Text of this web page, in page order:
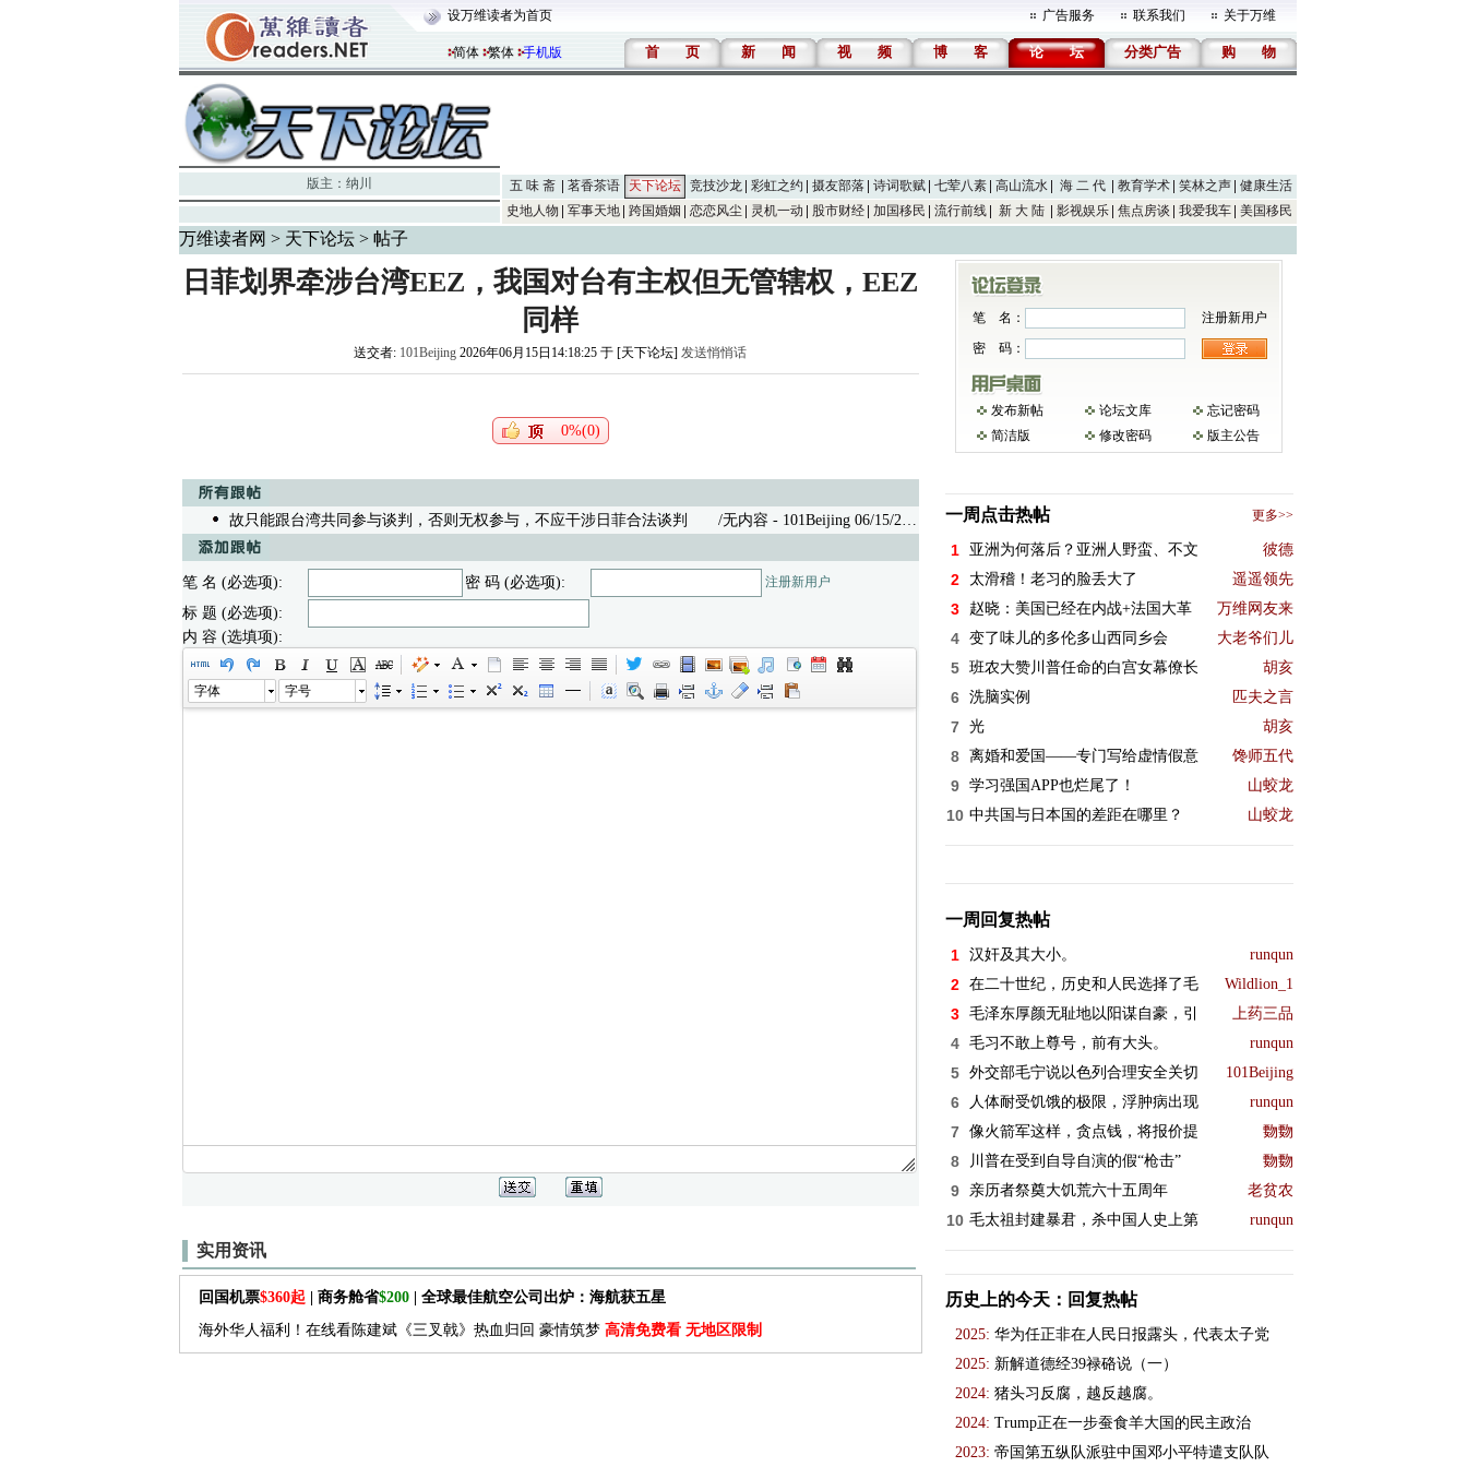
设万维读者为首页 广告服务 联系我们 关于万维
简体 繁体 手机版 首 页 新 闻 视 频 博 客 论 坛 分类广告 购 物
版主： 纳川 五 味 斋 茗香茶语 天下论坛 竞技沙龙 彩虹之约 摄友部落 诗词歌赋 七荤八素 高山流水 海 二 代 教育学术 笑林之声
健康生活
史地人物
军事天地 跨国婚姻 恋恋风尘 灵机一动 股市财经 加国移民 流行前线 新 大 陆 影视娱乐 焦点房谈 我爱我车 美国移民
万维读者网 > 天下论坛> 帖子
日菲划界牵涉台湾EEZ，我国对台有主权但无管辖权，EEZ
同样
送交者: 101Beijing 2026年06月15日14:18:25 于 [天下论坛] 发送悄悄话
0%(0)
故只能跟台湾共同参与谈判，否则无权参与，不应干涉日菲合法谈判 /无内容 - 101Beijing 06/15/26 (8)
笔 名 (必选项): 密 码 (必选项): 注册新用户
标 题 (必选项):
内 容 (选填项):
字体 字号
实用资讯
回国机票$360起 | 商务舱省$200| 全球最佳航空公司出炉：海航获五星
海外华人福利！在线看陈建斌《三叉戟》热血归回 豪情筑梦 高清免费看 无地区限制
笔 名：
注册新用户
密 码：
发布新帖 论坛文库
忘记密码
简洁版
修改密码 版主公告
一周点击热帖 更多>>
1 亚洲为何落后？亚洲人野蛮、不文 彼德
2 太滑稽！老习的脸丢大了 遥遥领先
3 赵晓：美国已经在内战+法国大革 万维网友来
4 变了味儿的多伦多山西同乡会 大老爷们儿
5 班农大赞川普任命的白宫女幕僚长 胡亥
6 洗脑实例 匹夫之言
7 光 胡亥
8 离婚和爱国——专门写给虚情假意 馋师五代
9 学习强国APP也烂尾了！ 山蛟龙
10 中共国与日本国的差距在哪里？ 山蛟龙
一周回复热帖
1 汉奸及其大小。 runqun
2 在二十世纪，历史和人民选择了毛 Wildlion_1
3 毛泽东厚颜无耻地以阳谋自豪，引 上药三品
4 毛习不敢上尊号，前有大头。 runqun
5 外交部毛宁说以色列合理安全关切 101Beijing
6 人体耐受饥饿的极限，浮肿病出现 runqun
7 像火箭军这样，贪点钱，将报价提 覅覅
8 川普在受到自导自演的假“枪击” 覅覅
9 亲历者祭奠大饥荒六十五周年 老贫农
10 毛太祖封建暴君，杀中国人史上第 runqun
历史上的今天：回复热帖
2025: 华为任正非在人民日报露头，代表太子党
2025: 新解道德经39禄硌说（一）
2024: 猪头习反腐，越反越腐。
2024: Trump正在一步蚕食羊大国的民主政治
2023: 帝国第五纵队派驻中国邓小平特遣支队队